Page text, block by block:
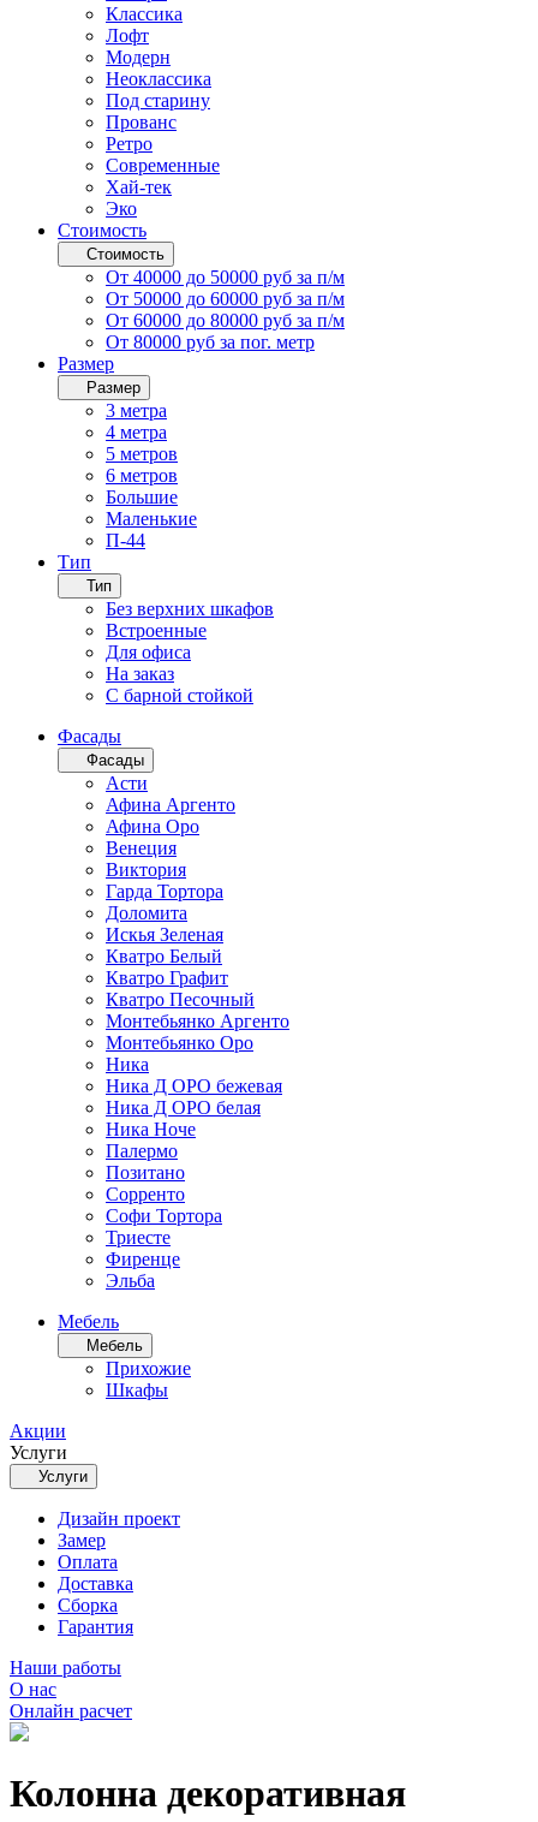
Классика
Лофт
Модерн
Неоклассика
Под старину
Прованс
Ретро
Современные
Хай-тек
Эко
Стоимость
Стоимость
От 40000 до 50000 руб за п/м
От 50000 до 60000 руб за п/м
От 60000 до 80000 руб за п/м
От 80000 руб за пог. метр
Размер
Размер
3 метра
4 метра
5 метров
6 метров
Большие
Маленькие
П-44
Тип
Тип
Без верхних шкафов
Встроенные
Для офиса
На заказ
С барной стойкой
Фасады
Фасады
Асти
Афина Аргенто
Афина Оро
Венеция
Виктория
Гарда Тортора
Доломита
Искья Зеленая
Кватро Белый
Кватро Графит
Кватро Песочный
Монтебьянко Аргенто
Монтебьянко Оро
Ника
Ника Д ОРО бежевая
Ника Д ОРО белая
Ника Ноче
Палермо
Позитано
Сорренто
Софи Тортора
Триесте
Фиренце
Эльба
Мебель
Мебель
Прихожие
Шкафы
Акции
Услуги
Услуги
Дизайн проект
Замер
Оплата
Доставка
Сборка
Гарантия
Наши работы
О нас
Онлайн расчет
Колонна декоративная